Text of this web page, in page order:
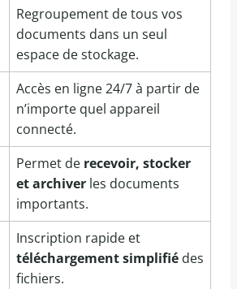
Regroupement de tous vos
documents dans un seul
espace de stockage.
Accès en ligne 24/7 à partir de
n’importe quel appareil
connecté.
Permet de recevoir, stocker
et archiver les documents
importants.
Inscription rapide et
téléchargement simplifié des
fichiers.